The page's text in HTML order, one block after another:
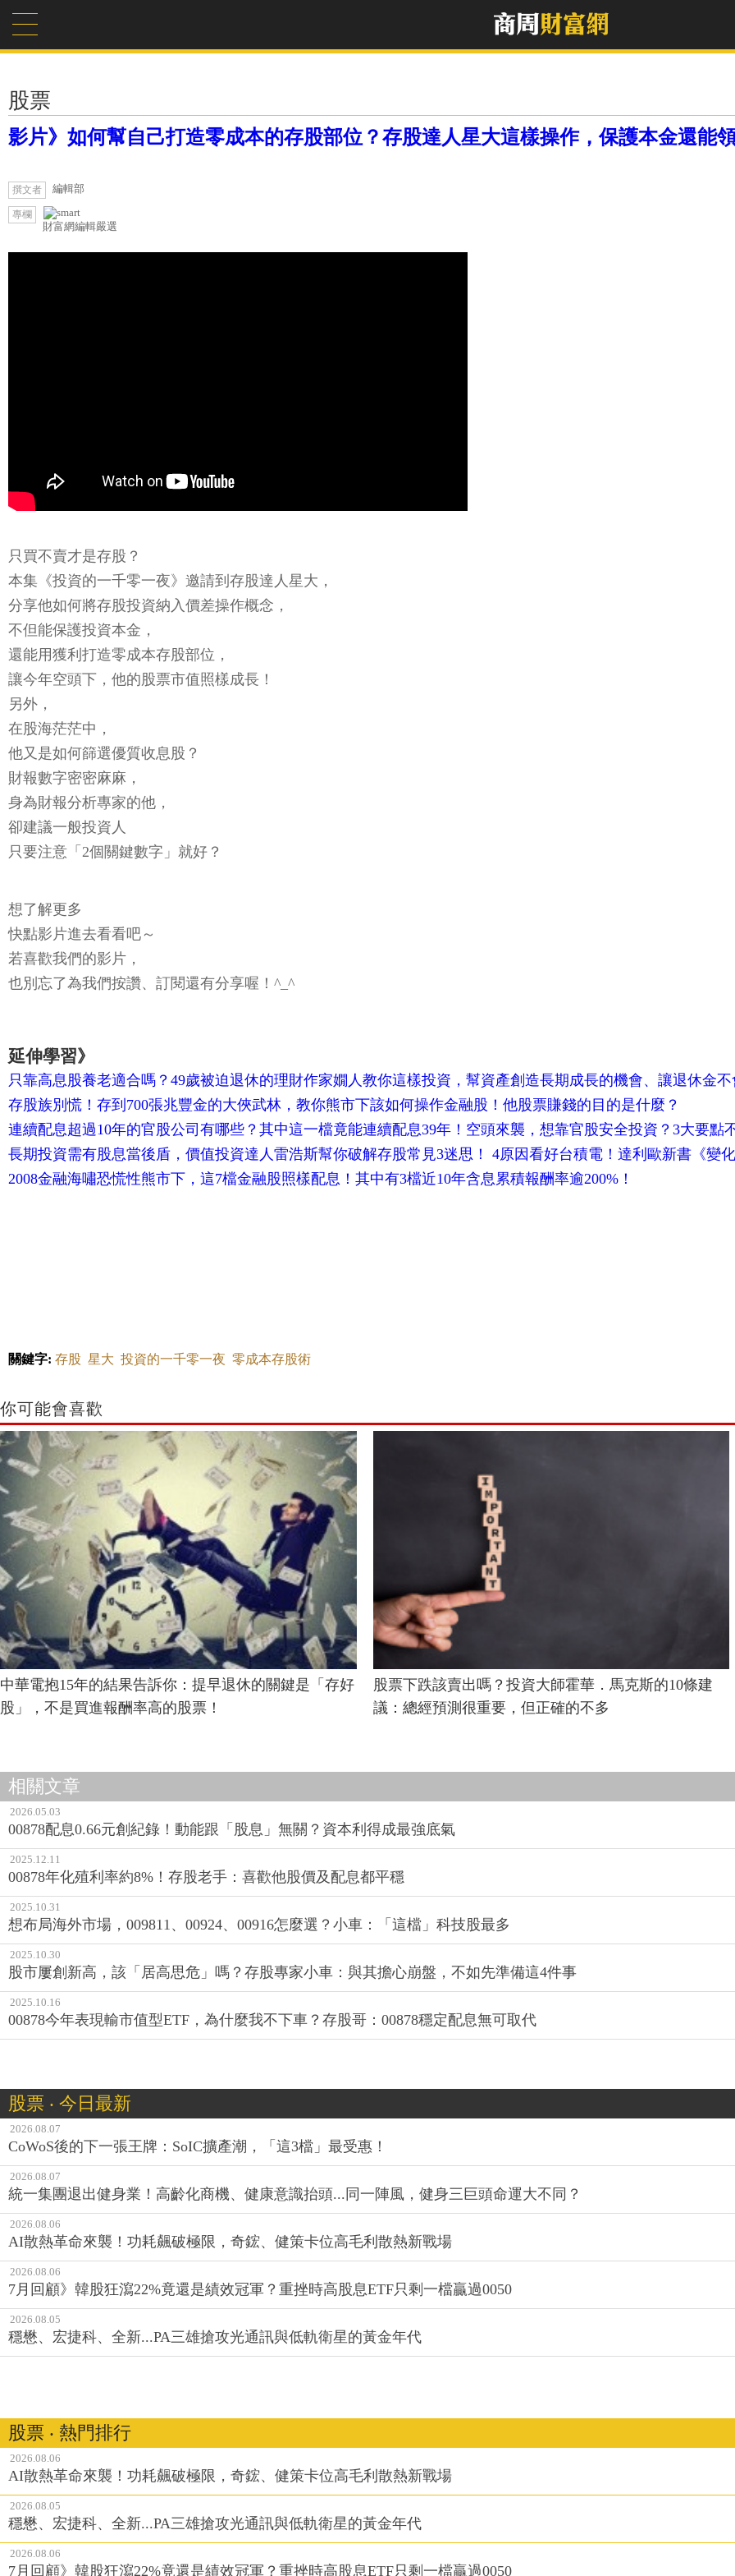
股票
影片》如何幫自己打造零成本的存股部位？存股達人星大這樣操作，保護本金還能
撰文者 編輯部
專欄
財富網編輯嚴選
只買不賣才是存股？
本集《投資的一千零一夜》邀請到存股達人星大，
分享他如何將存股投資納入價差操作概念，
不但能保護投資本金，
還能用獲利打造零成本存股部位，
讓今年空頭下，他的股票市值照樣成長！
另外，
在股海茫茫中，
他又是如何篩選優質收息股？
財報數字密密麻麻，
身為財報分析專家的他，
卻建議一般投資人
只要注意「2個關鍵數字」就好？
想了解更多
快點影片進去看看吧～
若喜歡我們的影片，
也別忘了為我們按讚、訂閱還有分享喔！^_^
延伸學習》
只靠高息股養老適合嗎？49歲被迫退休的理財作家嫺人教你這樣投資，幫資產創造長期成長的機會、讓退休金不
存股族別慌！存到700張兆豐金的大俠武林，教你熊市下該如何操作金融股！他股票賺錢的目的是什麼？
連續配息超過10年的官股公司有哪些？其中這一檔竟能連續配息39年！空頭來襲，想靠官股安全投資？3大要點
長期投資需有股息當後盾，價值投資達人雷浩斯幫你破解存股常見3迷思！ 4原因看好台積電！達利歐新書《變
2008金融海嘯恐慌性熊市下，這7檔金融股照樣配息！其中有3檔近10年含息累積報酬率逾200%！
關鍵字: 存股 星大 投資的一千零一夜 零成本存股術
你可能會喜歡
中華電抱15年的結果告訴你：提早退休的關鍵是「存好
股」，不是買進報酬率高的股票！
股票下跌該賣出嗎？投資大師霍華．馬克斯的10條建
議：總經預測很重要，但正確的不多
相關文章
2026.05.03
00878配息0.66元創紀錄！動能跟「股息」無關？資本利得成最強底氣
2025.12.11
00878年化殖利率約8%！存股老手：喜歡他股價及配息都平穩
2025.10.31
想布局海外市場，009811、00924、00916怎麼選？小車：「這檔」科技股最多
2025.10.30
股市屢創新高，該「居高思危」嗎？存股專家小車：與其擔心崩盤，不如先準備這4件事
2025.10.16
00878今年表現輸市值型ETF，為什麼我不下車？存股哥：00878穩定配息無可取代
股票 ‧ 今日最新
2026.08.07
CoWoS後的下一張王牌：SoIC擴產潮，「這3檔」最受惠！
2026.08.07
統一集團退出健身業！高齡化商機、健康意識抬頭...同一陣風，健身三巨頭命運大不同？
2026.08.06
AI散熱革命來襲！功耗飆破極限，奇鋐、健策卡位高毛利散熱新戰場
2026.08.06
7月回顧》韓股狂瀉22%竟還是績效冠軍？重挫時高股息ETF只剩一檔贏過0050
2026.08.05
穩懋、宏捷科、全新...PA三雄搶攻光通訊與低軌衛星的黃金年代
股票 ‧ 熱門排行
2026.08.06
AI散熱革命來襲！功耗飆破極限，奇鋐、健策卡位高毛利散熱新戰場
2026.08.05
穩懋、宏捷科、全新...PA三雄搶攻光通訊與低軌衛星的黃金年代
2026.08.06
7月回顧》韓股狂瀉22%竟還是績效冠軍？重挫時高股息ETF只剩一檔贏過0050